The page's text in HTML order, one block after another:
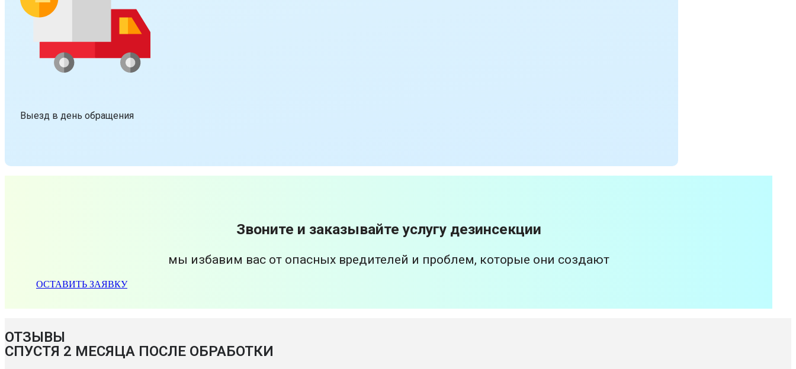
Выезд в день обращения
Звоните и заказывайте услугу дезинсекции
мы избавим вас от опасных вредителей и проблем, которые они создают
ОСТАВИТЬ ЗАЯВКУ
ОТЗЫВЫ
СПУСТЯ 2 МЕСЯЦА ПОСЛЕ ОБРАБОТКИ